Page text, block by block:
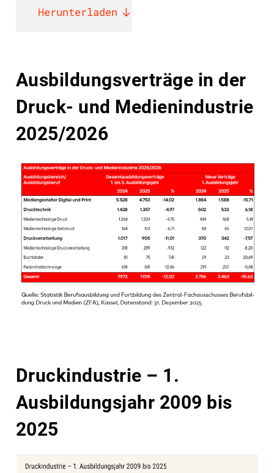
Herunterladen
Ausbildungsverträge in der
Druck- und Medienindustrie
2025/2026
Druckindustrie – 1.
Ausbildungsjahr 2009 bis
2025